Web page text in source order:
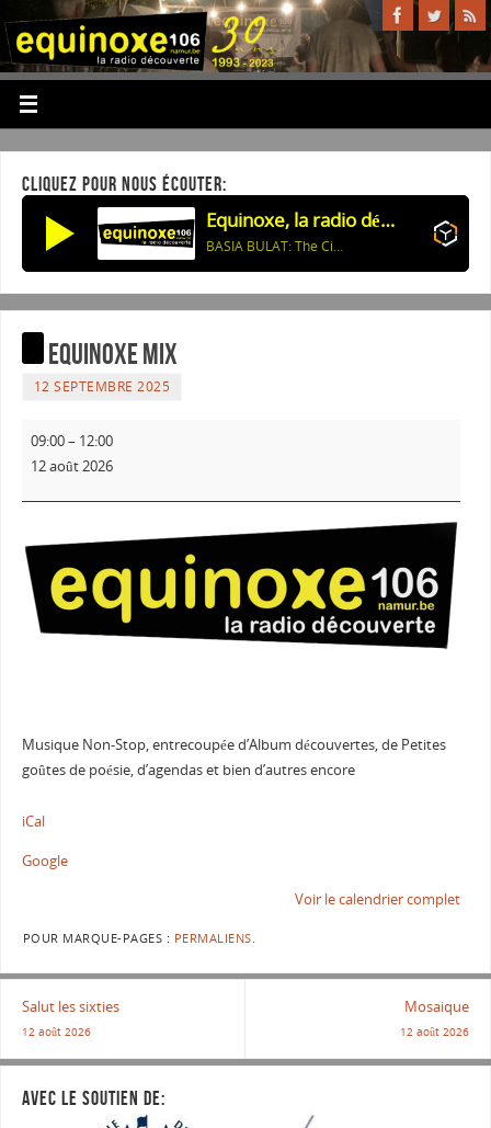
CLIQUEZ POUR NOUS ÉCOUTER:
Equinoxe, la radio découverte
BASIA BULAT: The City with No Rivers
Equinoxe Mix
12 SEPTEMBRE 2025
09:00– 12:00
12 août 2026
Musique Non-Stop, entrecoupée d’Album découvertes, de Petites
goûtes de poésie, d’agendas et bien d’autres encore
iCal
Google
Voir le calendrier complet
POUR MARQUE-PAGES : PERMALIENS.
Salut les sixties
12 août 2026
Mosaique
12 août 2026
AVEC LE SOUTIEN DE: